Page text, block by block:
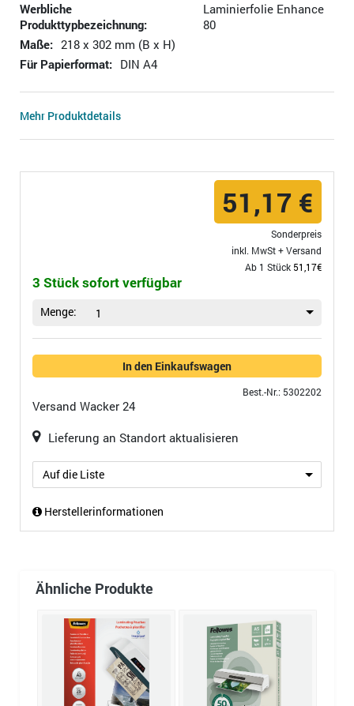
Werbliche
Produkttypbezeichnung:
Laminierfolie Enhance
80
Maße: 218 x 302 mm (B x H)
Für Papierformat: DIN A4
Mehr Produktdetails
51,17 €
Sonderpreis
inkl. MwSt +Versand
Ab 1 Stück 51,17€
3 Stück sofort verfügbar
Menge: 1
In den Einkaufswagen
Best.-Nr.: 5302202
Versand Wacker 24
Lieferung an Standort aktualisieren
Auf die Liste
Herstellerinformationen
Ähnliche Produkte